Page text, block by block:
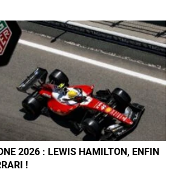
2026 : LEWIS HAMILTON, ENFIN
!